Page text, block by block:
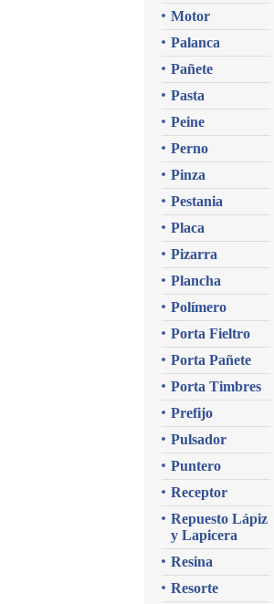
Motor
Palanca
Pañete
Pasta
Peine
Perno
Pinza
Pestania
Placa
Pizarra
Plancha
Polímero
Porta Fieltro
Porta Pañete
Porta Timbres
Prefijo
Pulsador
Puntero
Receptor
Repuesto Lápiz
y Lapicera
Resina
Resorte